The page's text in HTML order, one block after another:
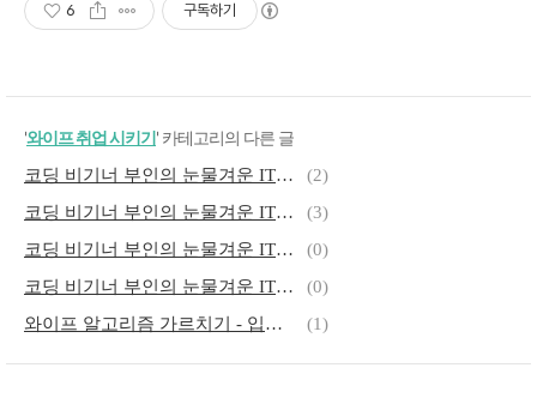
6 구독하기
'와이프 취업 시키기' 카테고리의 다른 글
코딩 비기너 부인의 눈물겨운 IT입문 - 05 Let it be
(2)
코딩 비기너 부인의 눈물겨운 IT입문 - 04 와이프와의 결혼생활은 스터디
(3)
코딩 비기너 부인의 눈물겨운 IT입문 - 02 사람 냄새가 안나
(0)
코딩 비기너 부인의 눈물겨운 IT입문 - 01 문제를 해결하는 기쁨
(0)
와이프 알고리즘 가르치기 - 입력한 숫자만큼 '수박' 출력하기
(1)